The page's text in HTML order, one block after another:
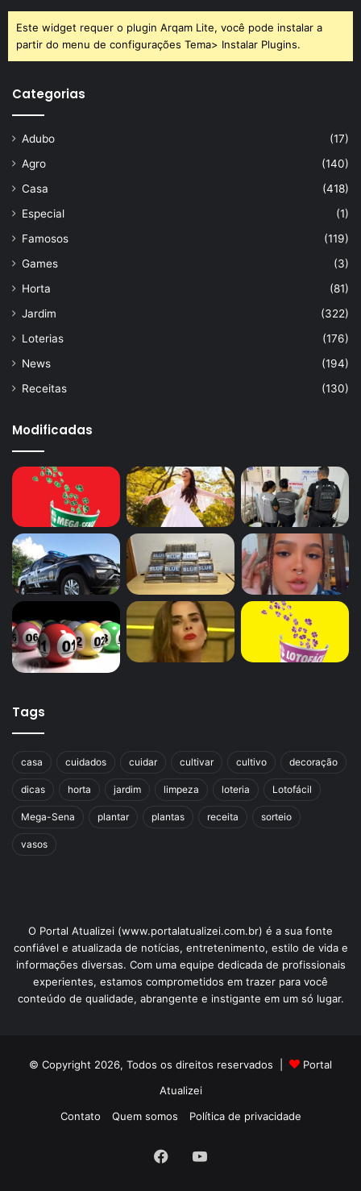
Este widget requer o plugin Arqam Lite, você pode instalar a
partir do menu de configurações Tema> Instalar Plugins.
Categorias
Adubo
(17)
Agro
(140)
Casa
(418)
Especial
(1)
Famosos
(119)
Games
(3)
Horta
(81)
Jardim
(322)
Loterias
(176)
News
(194)
Receitas
(130)
Modificadas
Tags
casa cuidados cuidar cultivar cultivo decoração
dicas horta jardim limpeza loteria Lotofácil
Mega-Sena plantar plantas receita sorteio
vasos
O Portal Atualizei (www.portalatualizei.com.br) é a sua fonte
confiável e atualizada de notícias, entretenimento, estilo de vida e
informações diversas. Com uma equipe dedicada de profissionais
experientes, estamos comprometidos em trazer para você
conteúdo de qualidade, abrangente e instigante em um só lugar.
© Copyright 2026, Todos os direitos reservados |
Portal
Atualizei
Contato
Quem somos Política de privacidade
FacebookYouTube